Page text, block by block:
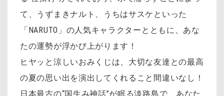
て、うずまきナルト、うちはサスケといった
「NARUTO」の人気キャラクターとともに、あな
たの運勢が浮かび上がります！
ヒヤッと涼しいおみくじは、大切な友達との最高
の夏の思い出を演出してくれること間違いなし！
日本最古の“国生み神話”が眠る淡路島で、あなた